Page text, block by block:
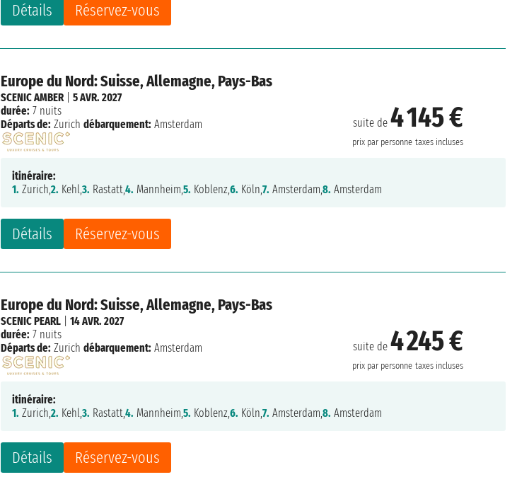
Détails Réservez-vous
Europe du Nord: Suisse, Allemagne, Pays-Bas
suite de4 145 €
prix par personne taxes incluses
Détails Réservez-vous
SCENIC AMBER|5 AVR. 2027
durée: 7 nuits
Départs de: Zurich débarquement: Amsterdam
itinéraire:
1. Zurich,2. Kehl,3. Rastatt,4. Mannheim,5. Koblenz,6. Köln,7. Amsterdam,8. Amsterdam
Europe du Nord: Suisse, Allemagne, Pays-Bas
suite de4 245 €
prix par personne taxes incluses
Détails Réservez-vous
SCENIC PEARL |14 AVR. 2027
durée: 7 nuits
Départs de: Zurich débarquement: Amsterdam
itinéraire:
1. Zurich,2. Kehl,3. Rastatt,4. Mannheim,5. Koblenz,6. Köln,7. Amsterdam,8. Amsterdam